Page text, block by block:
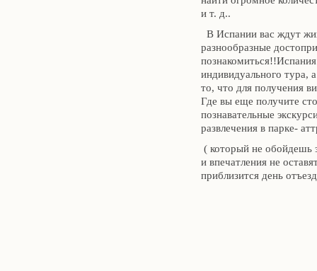
и т. д..
В Испании вас ждут
разнообразные
индивидуального тура,
то, что для получения
Где вы еще получите
познавательные
развлечения в парке-
( который не обойдешь
и впечатления не
приблизится день